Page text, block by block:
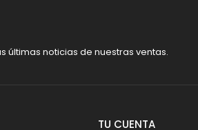
últimas noticias de nuestras ventas.
TU CUENTA